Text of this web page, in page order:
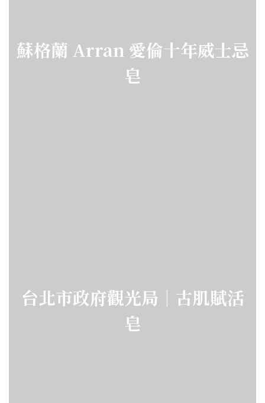
蘇格蘭 Arran 愛倫十年威士忌
皂
台北市政府觀光局｜古肌賦活
皂